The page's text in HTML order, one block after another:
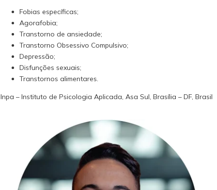
Fobias específicas;
Agorafobia;
Transtorno de ansiedade;
Transtorno Obsessivo Compulsivo;
Depressão;
Disfunções sexuais;
Transtornos alimentares.
Inpa – Instituto de Psicologia Aplicada, Asa Sul, Brasília – DF, Brasil